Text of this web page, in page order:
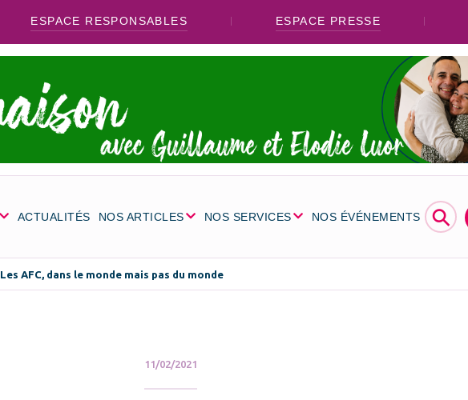
ESPACE RESPONSABLES ESPACE PRESSE
ACTUALITÉS NOS ARTICLES NOS SERVICES NOS ÉVÉNEMENTS ⚲
Les AFC, dans le monde mais pas du monde
11/02/2021